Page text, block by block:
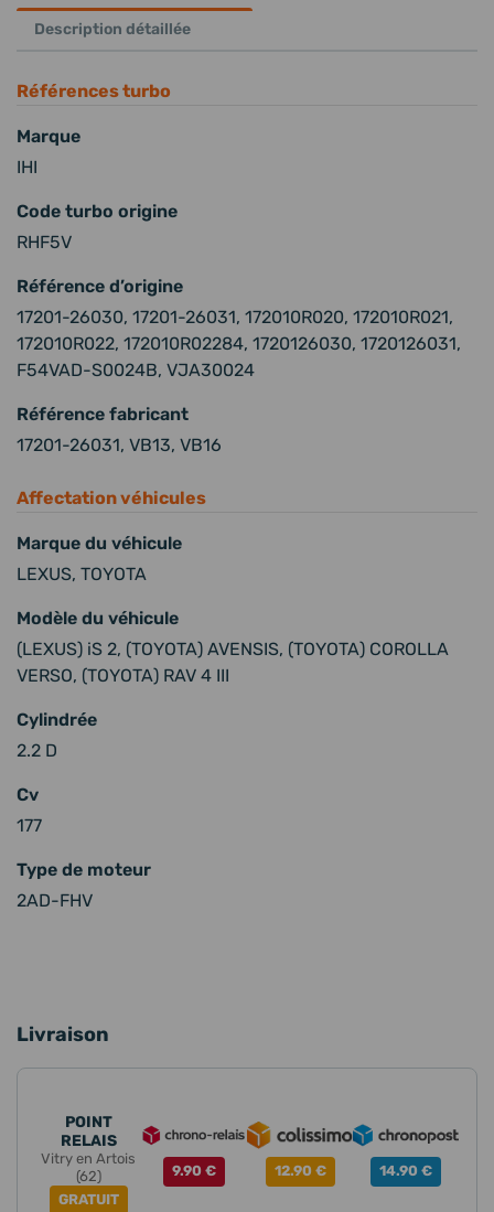
Description détaillée
Références turbo
Marque
IHI
Code turbo origine
RHF5V
Référence d’origine
17201-26030, 17201-26031, 172010R020, 172010R021,
172010R022, 172010R02284, 1720126030, 1720126031,
F54VAD-S0024B, VJA30024
Référence fabricant
17201-26031, VB13, VB16
Affectation véhicules
Marque du véhicule
LEXUS, TOYOTA
Modèle du véhicule
(LEXUS) iS 2, (TOYOTA) AVENSIS, (TOYOTA) COROLLA
VERSO, (TOYOTA) RAV 4 III
Cylindrée
2.2 D
Cv
177
Type de moteur
2AD-FHV
Livraison
POINT
RELAIS
Vitry en Artois
(62)
GRATUIT
9.90 € 12.90 € 14.90 €